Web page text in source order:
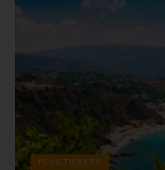
FLUGTICKETS